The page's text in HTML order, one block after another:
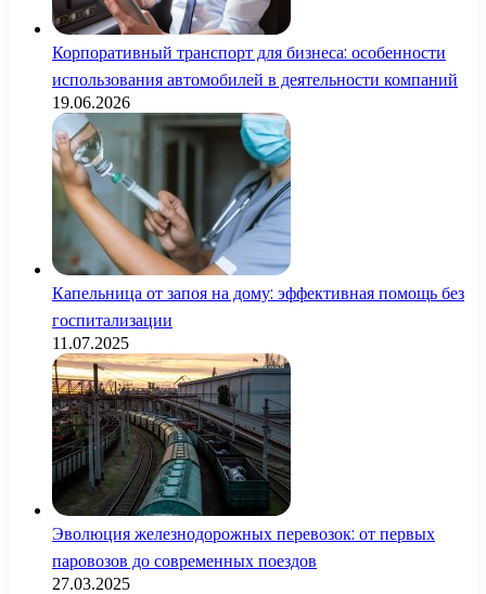
Корпоративный транспорт для бизнеса: особенности
использования автомобилей в деятельности компаний
19.06.2026
Капельница от запоя на дому: эффективная помощь без
госпитализации
11.07.2025
Эволюция железнодорожных перевозок: от первых
паровозов до современных поездов
27.03.2025